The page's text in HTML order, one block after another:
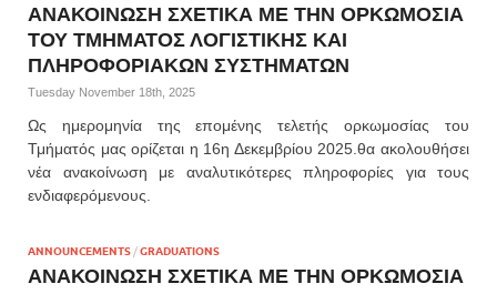
ΑΝΑΚΟΙΝΩΣΗ ΣΧΕΤΙΚΑ ΜΕ ΤΗΝ ΟΡΚΩΜΟΣΙΑ
ΤΟΥ ΤΜΗΜΑΤΟΣ ΛΟΓΙΣΤΙΚΗΣ ΚΑΙ
ΠΛΗΡΟΦΟΡΙΑΚΩΝ ΣΥΣΤΗΜΑΤΩΝ
Tuesday November 18th, 2025
Ως ημερομηνία της επομένης τελετής ορκωμοσίας του
Τμήματός μας ορίζεται η 16η Δεκεμβρίου 2025.θα ακολουθήσει
νέα ανακοίνωση με αναλυτικότερες πληροφορίες για τους
ενδιαφερόμενους.
ANNOUNCEMENTS/GRADUATIONS
ΑΝΑΚΟΙΝΩΣΗ ΣΧΕΤΙΚΑ ΜΕ ΤΗΝ ΟΡΚΩΜΟΣΙΑ